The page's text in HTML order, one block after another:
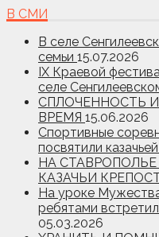
В СМИ
В селе
семьи 15.07.2026
IX Краевой
селе
СПЛОЧЕННОСТЬ
ВРЕМЯ 15.06.2026
Спортивные
посвятили
НА
КАЗАЧЬИ
На уроке
ребятами
05.03.2026